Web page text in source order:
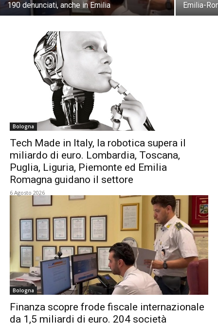
190 denunciati, anche in Emilia
Emilia-
Bologna
Tech Made in Italy, la robotica supera il
miliardo di euro. Lombardia, Toscana,
Puglia, Liguria, Piemonte ed Emilia
Romagna guidano il settore
6 Agosto 2026
Bologna
Finanza scopre frode fiscale internazionale
da 1,5 miliardi di euro. 204 società